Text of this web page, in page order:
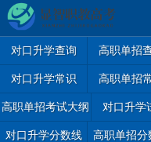
对口升学查询 高职单招
对口升学常识 高职单招
高职单招考试大纲 对口升学
对口升学分数线 高职单招分